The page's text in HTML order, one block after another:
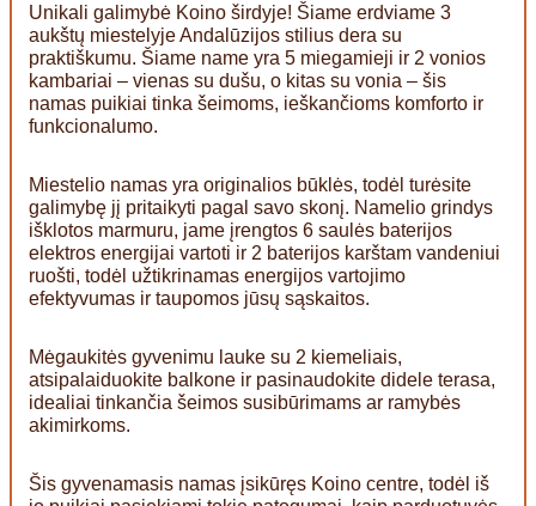
Unikali galimybė Koino širdyje! Šiame erdviame 3
aukštų miestelyje Andalūzijos stilius dera su
praktiškumu. Šiame name yra 5 miegamieji ir 2 vonios
kambariai – vienas su dušu, o kitas su vonia – šis
namas puikiai tinka šeimoms, ieškančioms komforto ir
funkcionalumo.
Miestelio namas yra originalios būklės, todėl turėsite
galimybę jį pritaikyti pagal savo skonį. Namelio grindys
išklotos marmuru, jame įrengtos 6 saulės baterijos
elektros energijai vartoti ir 2 baterijos karštam vandeniui
ruošti, todėl užtikrinamas energijos vartojimo
efektyvumas ir taupomos jūsų sąskaitos.
Mėgaukitės gyvenimu lauke su 2 kiemeliais,
atsipalaiduokite balkone ir pasinaudokite didele terasa,
idealiai tinkančia šeimos susibūrimams ar ramybės
akimirkoms.
Šis gyvenamasis namas įsikūręs Koino centre, todėl iš